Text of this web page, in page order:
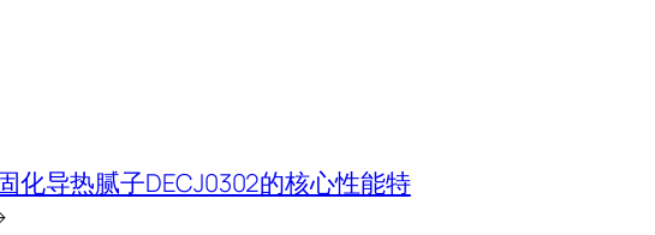
化导热腻子DECJ0302的核心性能特